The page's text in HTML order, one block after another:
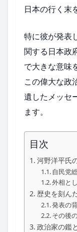
日本の行く末
特に彼が発表
関する日本政
で大きな意味
この偉大な政
遺したメッセ
ます。
目次
河野洋平氏
自民党
外相と
歴史を刻ん
発表の
その後
政治家の鑑